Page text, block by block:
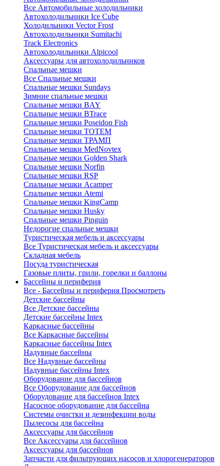
Все Автомобильные холодильники
Автохолодильники Ice Cube
Холодильники Vector Frost
Автохолодильники Sumitachi
Track Electronics
Автохолодильники Alpicool
Аксессуары для автохолодильников
Спальные мешки
Все Спальные мешки
Спальные мешки Sundays
Зимние спальные мешки
Спальные мешки BAY
Спальные мешки BTrace
Спальные мешки Poseidon Fish
Спальные мешки ТОТЕМ
Спальные мешки ТРАМП
Cпальные мешки MedNovtex
Спальные мешки Golden Shark
Спальные мешки Norfin
Спальные мешки RSP
Спальные мешки Acamper
Спальные мешки Atemi
Спальные мешки KingCamp
Спальные мешки Husky
Спальные мешки Pinguin
Недорогие спальные мешки
Туристическая мебель и аксессуары
Все Туристическая мебель и аксессуары
Складная мебель
Посуда туристическая
Газовые плиты, грили, горелки и баллоны
Бассейны и периферия
Все - Бассейны и периферия Просмотреть
Детские бассейны
Все Детские бассейны
Детские бассейны Intex
Каркасные бассейны
Все Каркасные бассейны
Каркасные бассейны Intex
Надувные бассейны
Все Надувные бассейны
Надувные бассейны Intex
Оборудование для бассейнов
Все Оборудование для бассейнов
Оборудование для бассейнов Intex
Насосное оборудование для бассейна
Системы очистки и дезинфекции воды
Пылесосы для бассейна
Аксессуары для бассейнов
Все Аксессуары для бассейнов
Аксессуары для бассейнов
Запчасти для фильтрующих насосов и хлорогенераторов